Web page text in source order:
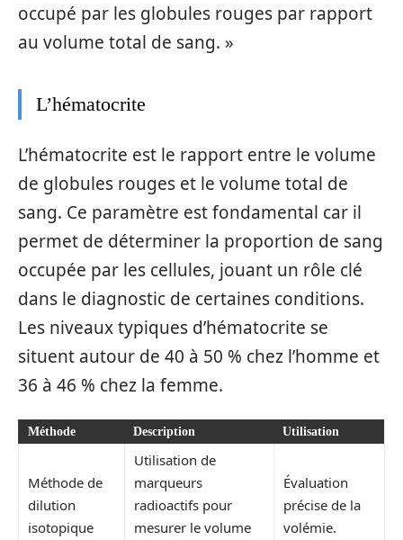
occupé par les globules rouges par rapport
au volume total de sang. »
L’hématocrite
L’hématocrite est le rapport entre le volume
de globules rouges et le volume total de
sang. Ce paramètre est fondamental car il
permet de déterminer la proportion de sang
occupée par les cellules, jouant un rôle clé
dans le diagnostic de certaines conditions.
Les niveaux typiques d’hématocrite se
situent autour de 40 à 50 % chez l’homme et
36 à 46 % chez la femme.
Méthode Description Utilisation
Méthode de
dilution
isotopique
Utilisation de
marqueurs
radioactifs pour
mesurer le volume
Évaluation
précise de la
volémie.